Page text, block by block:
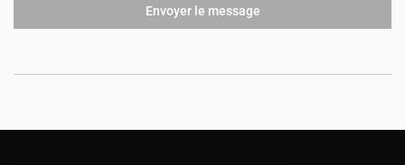
Envoyer le message